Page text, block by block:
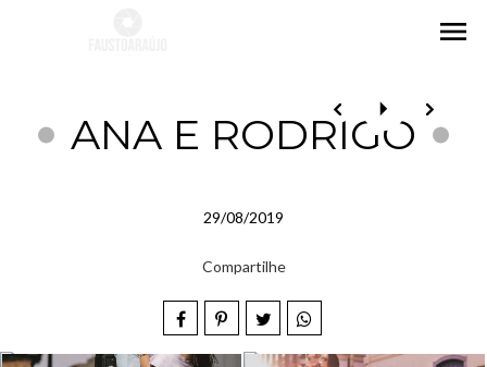
menu
ANA E RODRIGO
29/08/2019
Compartilhe